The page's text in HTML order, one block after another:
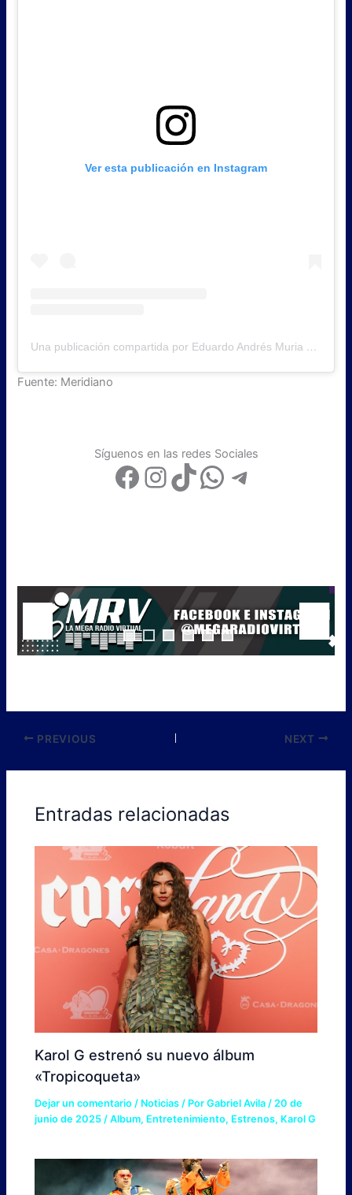
Ver esta publicación en Instagram
Una publicación compartida por Eduardo Andrés Muria M.
Fuente: Meridiano
Síguenos en las redes Sociales
Facebook
Instagram
TikTok
WhatsApp
Telegram
PREVIOUS NEXT
Entradas relacionadas
Karol G estrenó su nuevo álbum
«Tropicoqueta»
Dejar un comentario / Noticias / PorGabriel Avila / 20 de
junio de 2025 /Album, Entretenimiento, Estrenos, Karol G